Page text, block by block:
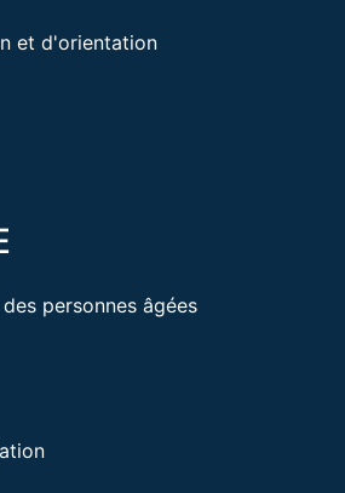
et d'orientation
personnes âgées